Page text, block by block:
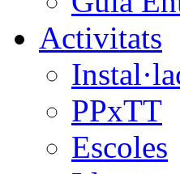
Activitats
PPxTT
Escoles